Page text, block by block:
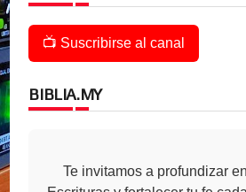
📺 Suscribirse al canal
BIBLIA.MY
Te invitamos a profundizar